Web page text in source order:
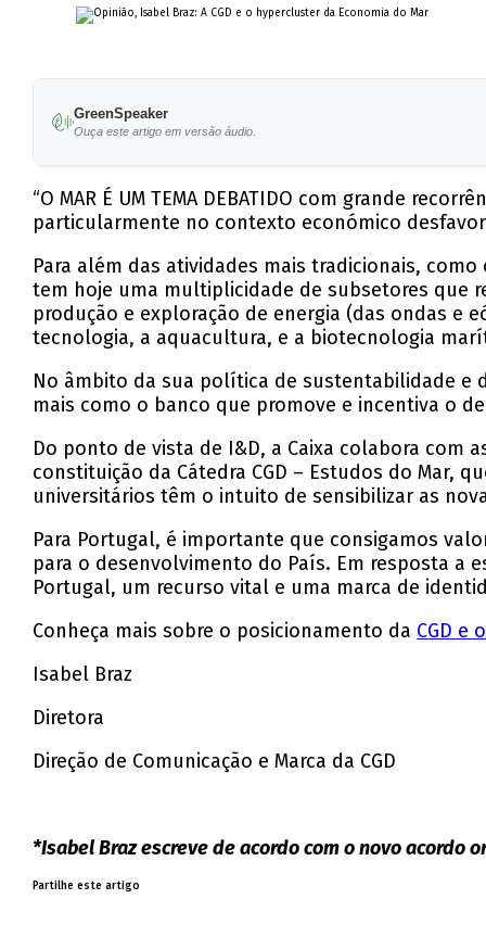
GreenSpeaker
Ouça este artigo em versão áudio.
“O MAR É UM TEMA DEBATIDO com grande
particularmente no contexto económico
Para além das atividades mais tradicionais,
tem hoje uma multiplicidade de subsetores que
produção e exploração de energia (das ondas e
tecnologia, a aquacultura, e a biotecnologia
No âmbito da sua política de sustentabilidade e
mais como o banco que promove e incentiva o
Do ponto de vista de I&D, a Caixa colabora com
constituição da Cátedra CGD – Estudos do Mar,
universitários têm o intuito de sensibilizar as
Para Portugal, é importante que consigamos
para o desenvolvimento do País. Em resposta a
Portugal, um recurso vital e uma marca de
Conheça mais sobre o posicionamento da CGD e
Isabel Braz
Diretora
Direção de Comunicação e Marca da CGD
*Isabel Braz escreve de acordo com o novo acordo
Partilhe este artigo